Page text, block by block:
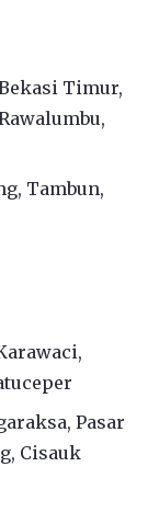
Timur,
Tambun,
Pasar
Cisauk